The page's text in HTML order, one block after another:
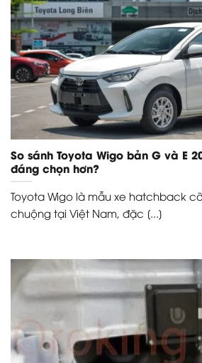
So sánh Toyota Wigo bản G và E
đáng chọn hơn?
Toyota Wigo là mẫu xe hatchback
chuộng tại Việt Nam, đặc [...]